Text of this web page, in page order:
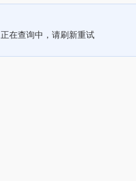
正在查询中，请刷新重试